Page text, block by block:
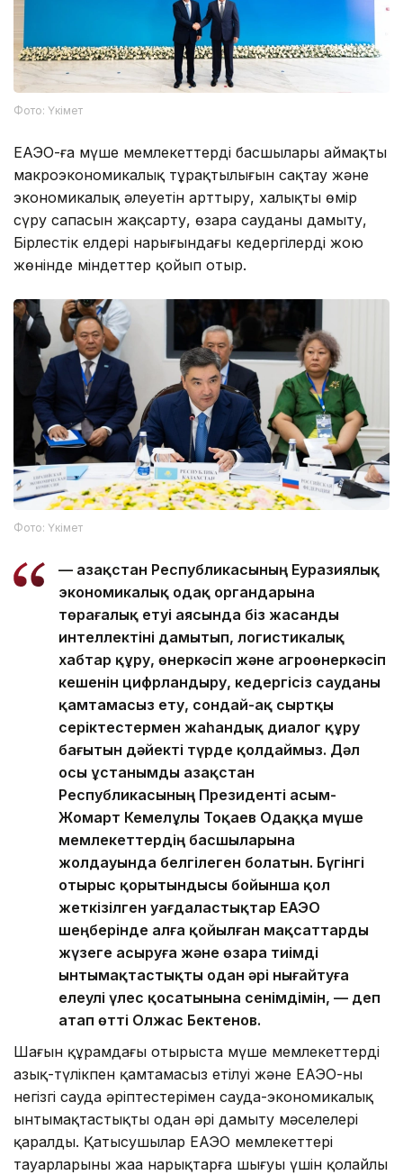
Фото: Үкімет
ЕАЭО-ға мүше мемлекеттердің басшылары аймақтың
макроэкономикалық тұрақтылығын сақтау және
экономикалық әлеуетін арттыру, халықтың өмір
сүру сапасын жақсарту, өзара сауданы дамыту,
Бірлестік елдері нарығындағы кедергілерді жою
жөнінде міндеттер қойып отыр.
Фото: Үкімет
— Қазақстан Республикасының Еуразиялық
экономикалық одақ органдарына
төрағалық етуі аясында біз жасанды
интеллектіні дамытып, логистикалық
хабтар құру, өнеркәсіп және агроөнеркәсіп
кешенін цифрландыру, кедергісіз сауданы
қамтамасыз ету, сондай-ақ сыртқы
серіктестермен жаһандық диалог құру
бағытын дәйекті түрде қолдаймыз. Дәл
осы ұстанымды Қазақстан
Республикасының Президенті Қасым-
Жомарт Кемелұлы Тоқаев Одаққа мүше
мемлекеттердің басшыларына
жолдауында белгілеген болатын. Бүгінгі
отырыс қорытындысы бойынша қол
жеткізілген уағдаластықтар ЕАЭО
шеңберінде алға қойылған мақсаттарды
жүзеге асыруға және өзара тиімді
ынтымақтастықты одан әрі нығайтуға
елеулі үлес қосатынына сенімдімін, — деп
атап өтті Олжас Бектенов.
Шағын құрамдағы отырыста мүше мемлекеттердің
азық-түлікпен қамтамасыз етілуі және ЕАЭО-ның
негізгі сауда әріптестерімен сауда-экономикалық
ынтымақтастықты одан әрі дамыту мәселелері
қаралды. Қатысушылар ЕАЭО мемлекеттері
тауарларының жаңа нарықтарға шығуы үшін қолайлы